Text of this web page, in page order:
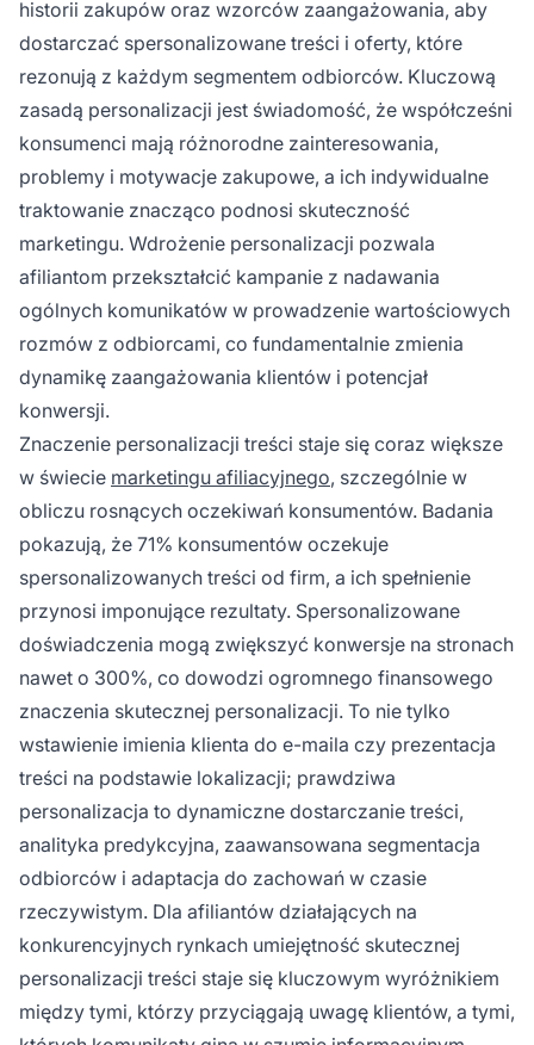
historii zakupów oraz wzorców zaangażowania, aby
dostarczać spersonalizowane treści i oferty, które
rezonują z każdym segmentem odbiorców. Kluczową
zasadą personalizacji jest świadomość, że współcześni
konsumenci mają różnorodne zainteresowania,
problemy i motywacje zakupowe, a ich indywidualne
traktowanie znacząco podnosi skuteczność
marketingu. Wdrożenie personalizacji pozwala
afiliantom przekształcić kampanie z nadawania
ogólnych komunikatów w prowadzenie wartościowych
rozmów z odbiorcami, co fundamentalnie zmienia
dynamikę zaangażowania klientów i potencjał
konwersji.
Znaczenie personalizacji treści staje się coraz większe
w świecie marketingu afiliacyjnego, szczególnie w
obliczu rosnących oczekiwań konsumentów. Badania
pokazują, że 71% konsumentów oczekuje
spersonalizowanych treści od firm, a ich spełnienie
przynosi imponujące rezultaty. Spersonalizowane
doświadczenia mogą zwiększyć konwersje na stronach
nawet o 300%, co dowodzi ogromnego finansowego
znaczenia skutecznej personalizacji. To nie tylko
wstawienie imienia klienta do e-maila czy prezentacja
treści na podstawie lokalizacji; prawdziwa
personalizacja to dynamiczne dostarczanie treści,
analityka predykcyjna, zaawansowana segmentacja
odbiorców i adaptacja do zachowań w czasie
rzeczywistym. Dla afiliantów działających na
konkurencyjnych rynkach umiejętność skutecznej
personalizacji treści staje się kluczowym wyróżnikiem
między tymi, którzy przyciągają uwagę klientów, a tymi,